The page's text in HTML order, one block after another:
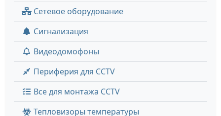
Сетевое оборудование
Сигнализация
Видеодомофоны
Периферия для CCTV
Все для монтажа CCTV
Тепловизоры температуры